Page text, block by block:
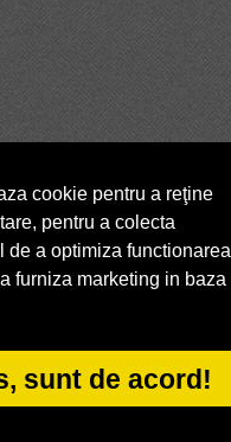
cookie pentru a reţine
pentru a colecta
de a optimiza functionarea
furniza marketing in baza
sunt de acord!